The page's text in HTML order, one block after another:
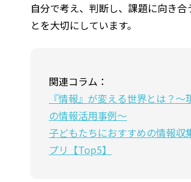
自分で考え、判断し、課題に向き合
とを大切にしています。
関連コラム：
『情報』が変える世界とは？〜
の情報活用事例〜
子どもたちにおすすめの情報収
プリ【Top5】